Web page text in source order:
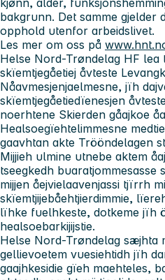
kjønn, alder,
bakgrunn. Det samme gjelder
opphold utenfor arbeidslivet.
Les mer om oss på
Helse Nord-Trøndelag HF lea
skïemtjegåetiej åvteste
Nåavmesjenjaelmesne, jïh
skïemtjegåetiedïenesjen
noerhtene Skierden gåajkoe
Healsoegïehtelimmesne
gaavhtan akte Trööndelagen
Mijjieh ulmine utnebe aktem
tseegkedh buaratjommesasse
mijjen åejvielaavenjassi tjïrrh
skïemtjijebåehtjierdimmie,
lïhke fuelhkeste, dotkeme jïh
healsoebarkijijstie.
Helse Nord-Trøndelag sæjhta
gellievoetem vuesiehtidh jïh
gaajhkesidie gïeh maehteles,